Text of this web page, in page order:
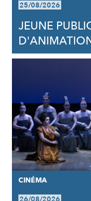
25/08/2026
JEUNE
CINÉMA